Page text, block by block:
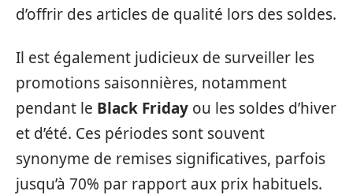
d’offrir des articles de qualité lors des soldes.
Il est également judicieux de surveiller les
promotions saisonnières, notamment
pendant le Black Friday ou les soldes d’hiver
et d’été. Ces périodes sont souvent
synonyme de remises significatives, parfois
jusqu’à 70% par rapport aux prix habituels.